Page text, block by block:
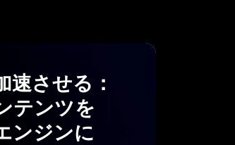
速させる：
テンツを
ンジンに